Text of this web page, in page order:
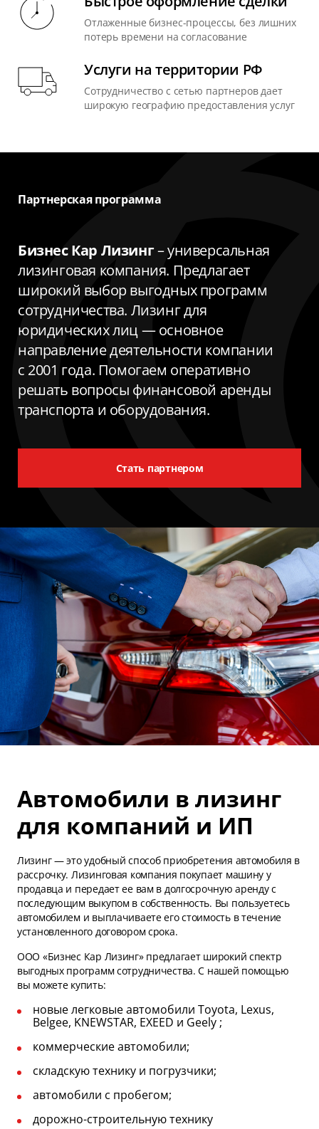
Отлаженные бизнес-процессы, без лишних
потерь времени на согласование
Услуги на территории РФ
Сотрудничество с сетью партнеров дает
широкую географию предоставления услуг
Партнерская программа
Бизнес Кар Лизинг– универсальная
лизинговая компания. Предлагает
широкий выбор выгодных программ
сотрудничества. Лизинг для
юридических лиц — основное
направление деятельности компании
с 2001 года. Помогаем оперативно
решать вопросы финансовой аренды
транспорта и оборудования.
Стать партнером
Автомобили в лизинг
для компаний и ИП
Лизинг — это удобный способ приобретения автомобиля в
рассрочку. Лизинговая компания покупает машину у
продавца и передает ее вам в долгосрочную аренду с
последующим выкупом в собственность. Вы пользуетесь
автомобилем и выплачиваете его стоимость в течение
установленного договором срока.
ООО «Бизнес Кар Лизинг» предлагает широкий спектр
выгодных программ сотрудничества. С нашей помощью
вы можете купить:
новые легковые автомобили Toyota, Lexus,
Belgee, KNEWSTAR, EXEED и Geely ;
коммерческие автомобили;
складскую технику и погрузчики;
автомобили с пробегом;
дорожно-строительную технику